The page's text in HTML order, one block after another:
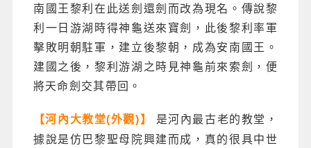
南國王黎利在此送劍還劍而改為現名。傳說黎
利一日游湖時得神龜送來寶劍，此後黎利率軍
擊敗明朝駐軍，建立後黎朝，成為安南國王。
建國之後，黎利游湖之時見神龜前來索劍，便
將天命劍交其帶回。
【河內大教堂(外觀)】
是河內最古老的教堂，
據說是仿巴黎聖母院興建而成，真的很具中世